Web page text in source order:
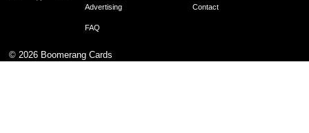
Advertising Contact
FAQ
© 2026 Boomerang Cards